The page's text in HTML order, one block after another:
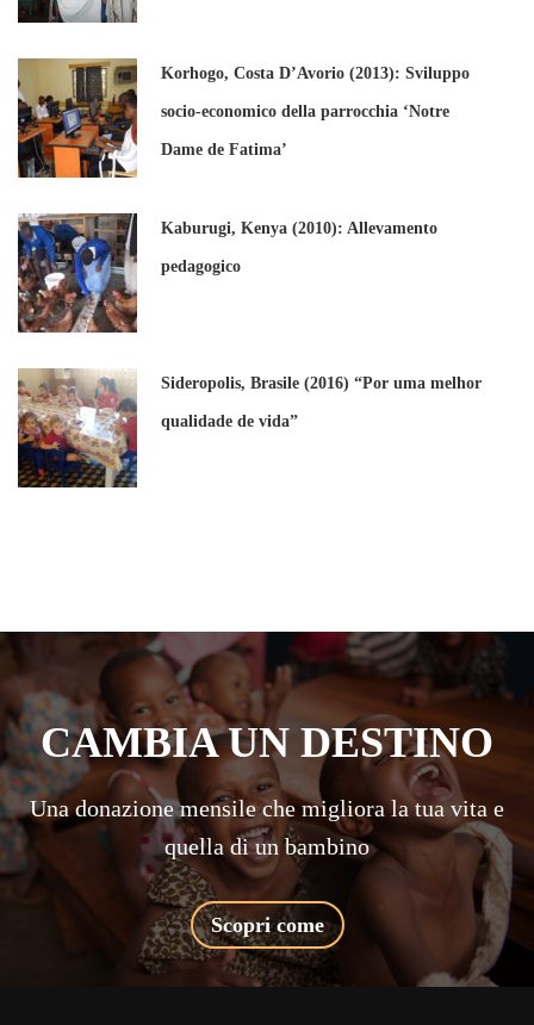
Korhogo, Costa D’Avorio (2013): Sviluppo
socio-economico della parrocchia ‘Notre
Dame de Fatima’
Kaburugi, Kenya (2010): Allevamento
pedagogico
Sideropolis, Brasile (2016) “Por uma melhor
qualidade de vida”
CAMBIA UN DESTINO
Una donazione mensile che migliora la tua vita e
quella di un bambino
Scopri come